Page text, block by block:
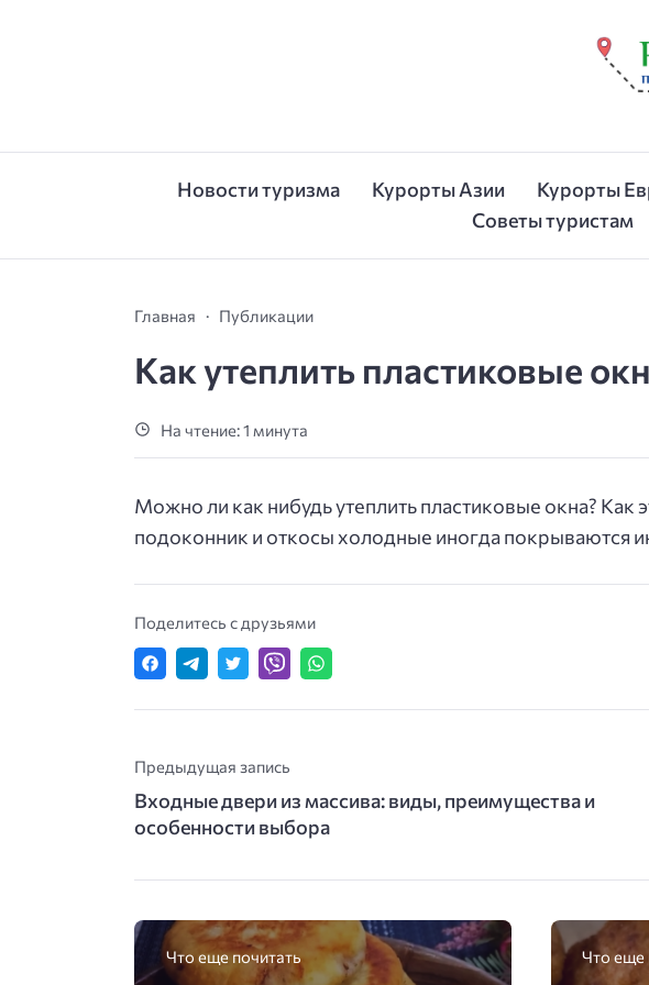
Новости туризма Курорты Азии Курорты
Советы туристам
Главная Публикации
Как утеплить пластиковые
На чтение: 1 минута
Можно ли как нибудь утеплить пластиковые окна? Как
подоконник и откосы холодные иногда покрываются
Поделитесь с друзьями
Предыдущая запись
Входные двери из массива: виды, преимущества и
особенности выбора
Что еще почитать Что еще